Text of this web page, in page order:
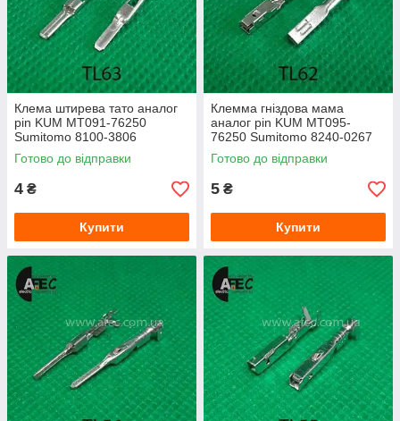
Клемa штирева тато аналог
pin KUM MT091-76250
Sumitomo 8100-3806
Готово до відправки
4 ₴
Купити
Клемма гніздова мама
аналог pin KUM MT095-
76250 Sumitomo 8240-0267
Готово до відправки
5 ₴
Купити